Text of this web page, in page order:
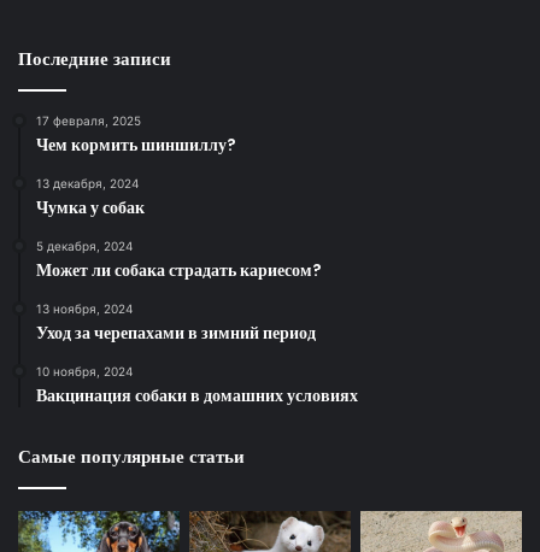
Последние записи
17 февраля, 2025
Чем кормить шиншиллу?
13 декабря, 2024
Чумка у собак
5 декабря, 2024
Может ли собака страдать кариесом?
13 ноября, 2024
Уход за черепахами в зимний период
10 ноября, 2024
Вакцинация собаки в домашних условиях
Самые популярные статьи